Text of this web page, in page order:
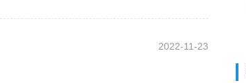
2022-11-23